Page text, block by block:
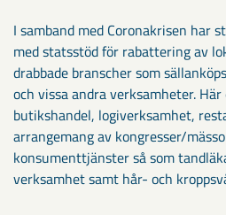
I samband med Coronakrisen har
med statsstöd för rabattering av
drabbade branscher som
och vissa andra verksamheter.
butikshandel, logiverksamhet,
arrangemang av kongresser/
konsumenttjänster så som
verksamhet samt hår- och